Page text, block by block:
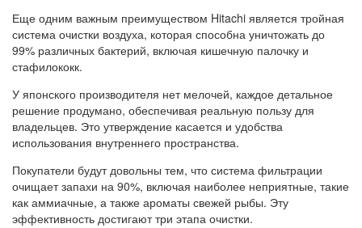
Еще одним важным преимуществом Hitachi является тройная
система очистки воздуха, которая способна уничтожать до
99% различных бактерий, включая кишечную палочку и
стафилококк.
У японского производителя нет мелочей, каждое детальное
решение продумано, обеспечивая реальную пользу для
владельцев. Это утверждение касается и удобства
использования внутреннего пространства.
Покупатели будут довольны тем, что система фильтрации
очищает запахи на 90%, включая наиболее неприятные, такие
как аммиачные, а также ароматы свежей рыбы. Эту
эффективность достигают три этапа очистки.